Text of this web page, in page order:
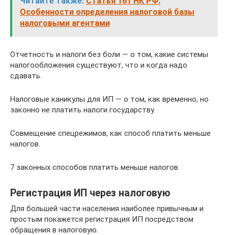
Особенности определения налоговой базы
налоговыми агентами
Отчетность и налоги без боли — о том, какие системы
налогообложения существуют, что и когда надо
сдавать.
Налоговые каникулы для ИП — о том, как временно, но
законно не платить налоги государству.
Совмещение спецрежимов, как способ платить меньше
налогов.
7 законных способов платить меньше налогов.
Регистрация ИП через налоговую
Для большей части населения наиболее привычным и
простым покажется регистрация ИП посредством
обращения в налоговую.